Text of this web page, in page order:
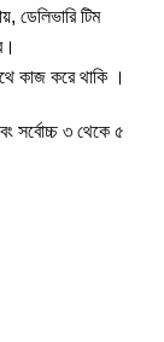
ডেলিভারি টিম
কাজ করে থাকি ।
সর্বোচ্চ ৩ থেকে ৫